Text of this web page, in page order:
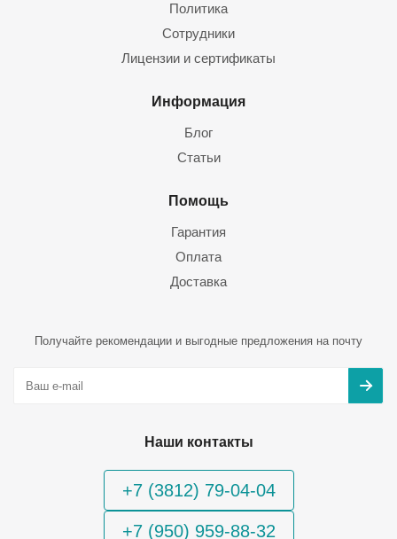
Политика
Сотрудники
Лицензии и сертификаты
Информация
Блог
Статьи
Помощь
Гарантия
Оплата
Доставка
Получайте рекомендации и выгодные предложения на почту
Наши контакты
+7 (3812) 79-04-04
+7 (950) 959-88-32